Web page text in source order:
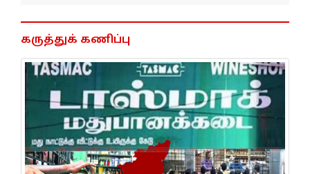
கருத்துக் கணிப்பு